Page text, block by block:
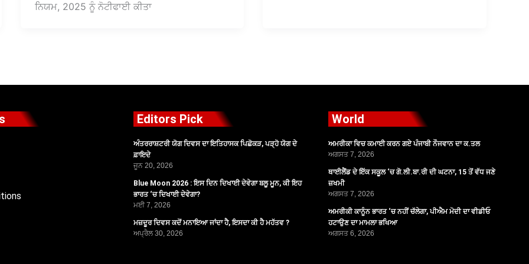
ਨਿਯਮ, 2025 ਨੂੰ ਨੋਟੀਫਾਈ ਕੀਤਾ
Editors Pick
ਅੰਤਰਰਾਸ਼ਟਰੀ ਯੋਗ ਦਿਵਸ ਦਾ ਇਤਿਹਾਸਕ ਪਿਛੋਕੜ, ਪੜ੍ਹੋ ਯੋਗ ਦੇ
ਫ਼ਾਇਦੇ
ਜੂਨ 20, 2026
Blue Moon 2026 : ਇਸ ਦਿਨ ਦਿਖਾਈ ਦੇਵੇਗਾ ਬਲੂ ਮੂਨ, ਕੀ ਇਹ
ਭਾਰਤ ‘ਚ ਦਿਖਾਈ ਦੇਵੇਗਾ?
ਮਈ 7, 2026
ਮਜ਼ਦੂਰ ਦਿਵਸ ਕਦੋਂ ਮਨਾਇਆ ਜਾਂਦਾ ਹੈ, ਇਸਦਾ ਕੀ ਹੈ ਮਹੱਤਵ ?
ਅਪ੍ਰੈਲ 30, 2026
World
ਅਮਰੀਕਾ ਵਿਚ ਕਮਾਈ ਕਰਨ ਗਏ ਪੰਜਾਬੀ ਨੌਜਵਾਨ ਦਾ ਕ.ਤਲ
ਅਗਸਤ 7, 2026
ਥਾਈਲੈਂਡ ਦੇ ਇੱਕ ਸਕੂਲ ‘ਚ ਗੋ.ਲੀ.ਬਾ.ਰੀ ਦੀ ਘਟਨਾ, 15 ਤੋਂ ਵੱਧ ਜਣੇ
ਜ਼ਖਮੀ
ਅਗਸਤ 7, 2026
ਅਮਰੀਕੀ ਕਾਨੂੰਨ ਭਾਰਤ ‘ਚ ਨਹੀਂ ਚੱਲੇਗਾ, ਪੀਐਮ ਮੋਦੀ ਦਾ ਵੀਡੀਓ
ਹਟਾਉਣ ਦਾ ਮਾਮਲਾ ਭਖਿਆ
ਅਗਸਤ 6, 2026